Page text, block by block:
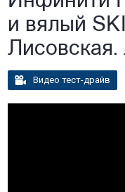
и вялый
Лисовская.
Видео тест-драйв